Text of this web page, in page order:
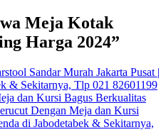
Meja Kotak
Harga 2024”
Sandar Murah Jakarta Pusat |
& Sekitarnya, Tlp 021 82601199
dan Kursi Bagus Berkualitas
Dengan Meja dan Kursi
di Jabodetabek & Sekitarnya,